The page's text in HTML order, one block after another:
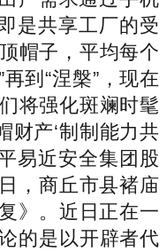
是共享工厂的受
帽子，平均每个
到“涅槃”，现在
将强化斑斓时髦
财产‘制制能力共
易近安全集团股
，商丘市县褚庙
》。近日正在一
的是以开辟者代